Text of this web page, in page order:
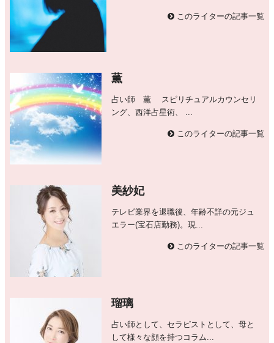
このライターの記事一覧
薫
占い師 薫 スピリチュアルカウンセリ
ング、西洋占星術、 ...
このライターの記事一覧
美紗妃
テレビ業界を退職後、年齢不詳の元ジュ
エラー(宝石店勤務)。現...
このライターの記事一覧
瑠璃
占い師として、セラピストとして、母と
して様々な顔を持つコラム...